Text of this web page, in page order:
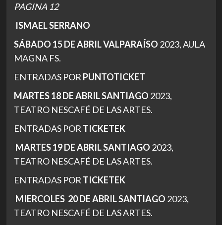
PAGINA 12
ISMAEL SERRANO
SÁBADO 15 DE ABRIL VALPARAÍSO 2023, AULA
MAGNA FS.
ENTRADAS POR PUNTOTICKET
MARTES 18 DE ABRIL SANTIAGO 2023,
TEATRO NESCAFÉ DE LAS ARTES.
ENTRADAS POR TICKETEK
MARTES 19 DE ABRIL SANTIAGO 2023,
TEATRO NESCAFÉ DE LAS ARTES.
ENTRADAS POR TICKETEK
MIERCOLES 20 DE ABRIL SANTIAGO 2023,
TEATRO NESCAFÉ DE LAS ARTES.